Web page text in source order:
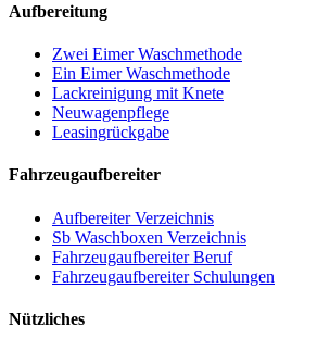
Aufbereitung
Zwei Eimer Waschmethode
Ein Eimer Waschmethode
Lackreinigung mit Knete
Neuwagenpflege
Leasingrückgabe
Fahrzeugaufbereiter
Aufbereiter Verzeichnis
Sb Waschboxen Verzeichnis
Fahrzeugaufbereiter Beruf
Fahrzeugaufbereiter Schulungen
Nützliches